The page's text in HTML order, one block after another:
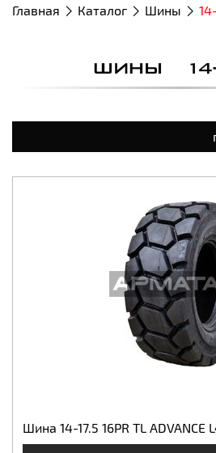
Главная Каталог Шины
ШИНЫ 14-
Шина 14-17.5 16PR TL ADVANCE